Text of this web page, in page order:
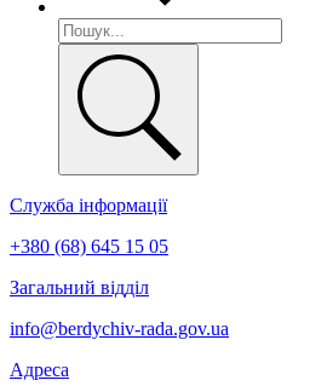
Служба інформації
+380 (68) 645 15 05
Загальний відділ
info@berdychiv-rada.gov.ua
Адреса